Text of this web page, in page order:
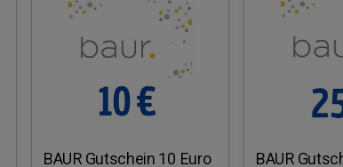
BAUR Gutschein 10 Euro BAUR